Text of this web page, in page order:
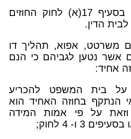
הוראה דומה מצויה בסעיף 17(א) לחוק החוזים
הדין.
משרטט, אפוא, תהליך דו
אשר נטען לגביהם כי הנם
אחיד:
בית המשפט להכריע
הנתקף בחוזה האחיד הוא
על פי אמות המידה